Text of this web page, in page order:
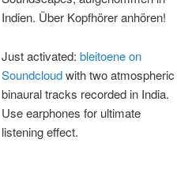
Indien. Über Kopfhörer anhören!
Just activated: bleitoene on
Soundcloudwith two atmospheric
binaural tracks recorded in India.
Use earphones for ultimate
listening effect.